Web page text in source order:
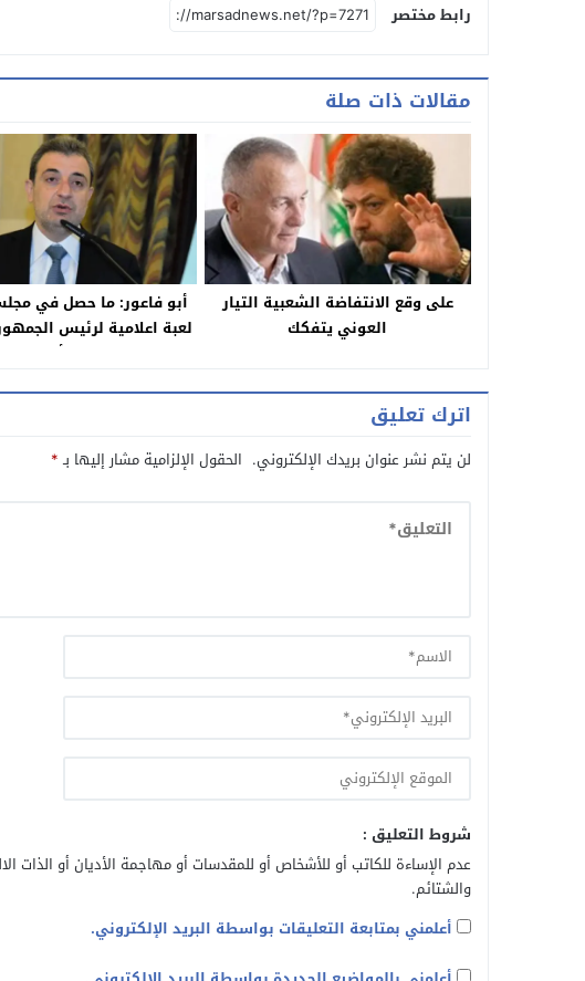
رابط مختصر
مقالات ذات صلة
على وقع الانتفاضة الشعبية التيار
العوني يتفكك
أبو فاعور: ما حصل في
لعبة اعلامية لرئيس
ولا أقل
اترك تعليق
لن يتم نشر عنوان بريدك الإلكتروني. الحقول الإلزامية مشار إليها بـ*
شروط التعليق :
عدم الإساءة للكاتب أو للأشخاص أو للمقدسات أو مهاجمة الأديان أو الذات
والشتائم.
أعلمني بمتابعة التعليقات بواسطة البريد الإلكتروني.